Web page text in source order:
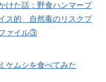
けた話：野食ハンマープ
ス的 自然毒のリスクプ
ァイル③
ケムシを食べてみた